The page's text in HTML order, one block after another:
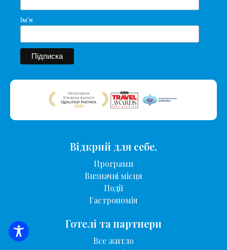
ПОШУК ЖИТЛА
Ім'я
Відкрий для себе.
Програми
Визначні місця
Події
Гастрономія
Готелі та партнери
Все житло